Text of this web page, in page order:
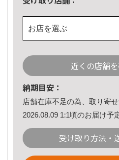
お店を選ぶ
近くの店舗
納期目安：
店舗在庫不足の為、取り寄せ
2026.08.09 1:1頃のお届け予
受け取り方法・